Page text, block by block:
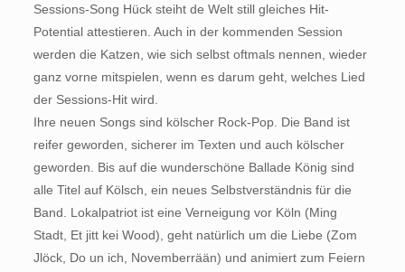
Sessions-Song Hück steiht de Welt still gleiches Hit-
Potential attestieren. Auch in der kommenden Session
werden die Katzen, wie sich selbst oftmals nennen, wieder
ganz vorne mitspielen, wenn es darum geht, welches Lied
der Sessions-Hit wird.
Ihre neuen Songs sind kölscher Rock-Pop. Die Band ist
reifer geworden, sicherer im Texten und auch kölscher
geworden. Bis auf die wunderschöne Ballade König sind
alle Titel auf Kölsch, ein neues Selbstverständnis für die
Band. Lokalpatriot ist eine Verneigung vor Köln (Ming
Stadt, Et jitt kei Wood), geht natürlich um die Liebe (Zom
Jlöck, Do un ich, Novemberrään) und animiert zum Feiern